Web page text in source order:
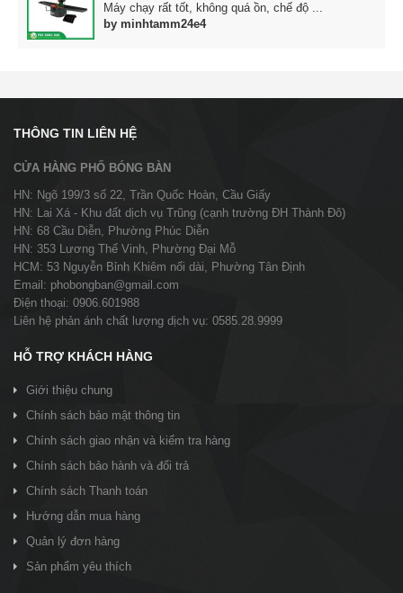
5trên 5
Máy chạy rất tốt, không quá ồn, chế độ ...
by minhtamm24e4
THÔNG TIN LIÊN HỆ
CỬA HÀNG PHỐ BÓNG BÀN
HN: Ngõ 199/3 số 22, Trần Quốc Hoàn, Cầu Giấy
HN: Lai Xá - Khu đất dịch vụ Trũng (cạnh trường ĐH Thành Đô)
HN: 68 Cầu Diễn, Phường Phúc Diễn
HN: 353 Lương Thế Vinh, Phường Đại Mỗ
HCM: 53 Nguyễn Bỉnh Khiêm nối dài, Phường Tân Định
Email: phobongban@gmail.com
Điện thoại: 0906.601988
Liên hệ phản ánh chất lượng dịch vụ: 0585.28.9999
HỖ TRỢ KHÁCH HÀNG
Giới thiệu chung
Chính sách bảo mật thông tin
Chính sách giao nhận và kiểm tra hàng
Chính sách bảo hành và đổi trả
Chính sách Thanh toán
Hướng dẫn mua hàng
Quản lý đơn hàng
Sản phẩm yêu thích